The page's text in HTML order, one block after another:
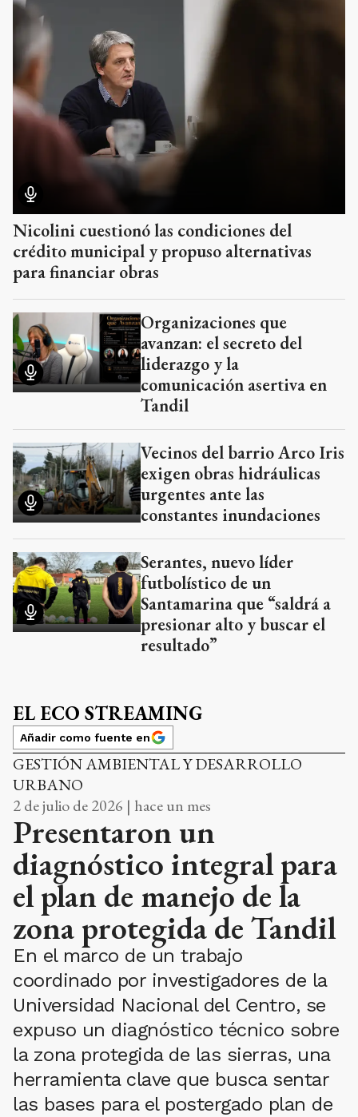
Nicolini cuestionó las condiciones del
crédito municipal y propuso alternativas
para financiar obras
Organizaciones que
avanzan: el secreto del
liderazgo y la
comunicación asertiva en
Tandil
Vecinos del barrio Arco Iris
exigen obras hidráulicas
urgentes ante las
constantes inundaciones
Serantes, nuevo líder
futbolístico de un
Santamarina que “saldrá a
presionar alto y buscar el
resultado”
EL ECO STREAMING
Añadir como fuente en
GESTIÓN AMBIENTAL Y DESARROLLO
URBANO
2 de julio de 2026 | hace un mes
Presentaron un
diagnóstico integral para
el plan de manejo de la
zona protegida de Tandil
En el marco de un trabajo
coordinado por investigadores de la
Universidad Nacional del Centro, se
expuso un diagnóstico técnico sobre
la zona protegida de las sierras, una
herramienta clave que busca sentar
las bases para el postergado plan de